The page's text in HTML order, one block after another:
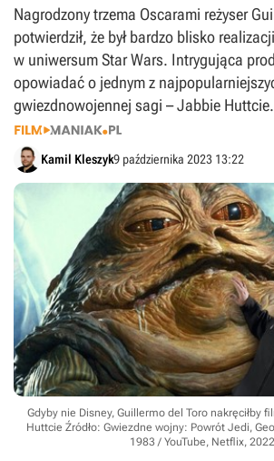
Nagrodzony trzema Oscarami reżyser
potwierdził, że był bardzo blisko
w uniwersum Star Wars. Intrygująca
opowiadać o jednym z
gwiezdnowojennej sagi – Jabbie Huttcie.
Kamil Kleszyk9 października 2023 13:22
Gdyby nie Disney, Guillermo del Toro nakręciłby
Huttcie Źródło: Gwiezdne wojny: Powrót Jedi,
1983 / YouTube, Netflix, 2022